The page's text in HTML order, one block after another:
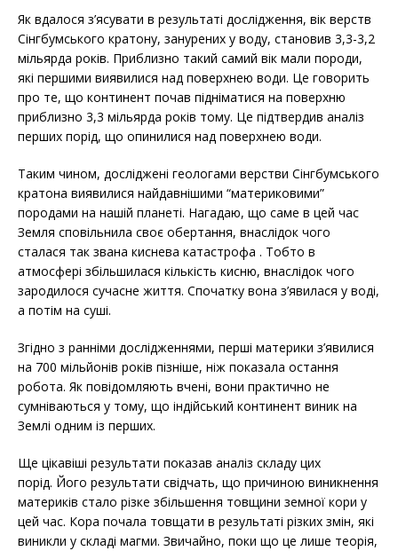
Як вдалося з’ясувати в результаті дослідження, вік верств
Сінгбумського кратону, занурених у воду, становив 3,3-3,2
мільярда років. Приблизно такий самий вік мали породи,
які першими виявилися над поверхнею води. Це говорить
про те, що континент почав підніматися на поверхню
приблизно 3,3 мільярда років тому. Це підтвердив аналіз
перших порід, що опинилися над поверхнею води.
Таким чином, досліджені геологами верстви Сінгбумського
кратона виявилися найдавнішими “материковими”
породами на нашій планеті. Нагадаю, що саме в цей час
Земля сповільнила своє обертання, внаслідок чого
сталася так звана киснева катастрофа . Тобто в
атмосфері збільшилася кількість кисню, внаслідок чого
зародилося сучасне життя. Спочатку вона з’явилася у воді,
а потім на суші.
Згідно з ранніми дослідженнями, перші материки з’явилися
на 700 мільйонів років пізніше, ніж показала остання
робота. Як повідомляють вчені, вони практично не
сумніваються у тому, що індійський континент виник на
Землі одним із перших.
Ще цікавіші результати показав аналіз складу цих
порід. Його результати свідчать, що причиною виникнення
материків стало різке збільшення товщини земної кори у
цей час. Кора почала товщати в результаті різких змін, які
виникли у складі магми. Звичайно, поки що це лише теорія,